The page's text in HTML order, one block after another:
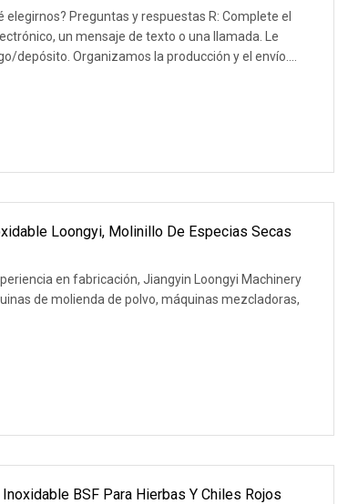
Preguntas y respuestas R: Complete el
un mensaje de texto o una llamada. Le
depósito. Organizamos la producción y el envío.
Loongyi, Molinillo De Especias Secas
en fabricación, Jiangyin Loongyi Machinery
de molienda de polvo, máquinas mezcladoras,
BSF Para Hierbas Y Chiles Rojos